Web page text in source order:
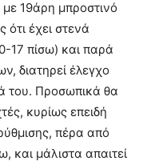
με 19άρη μπροστινό
ότι έχει στενά
17 πίσω) και παρά
διατηρεί έλεγχο
του. Προσωπικά θα
κυρίως επειδή
πέρα από
και μάλιστα απαιτεί